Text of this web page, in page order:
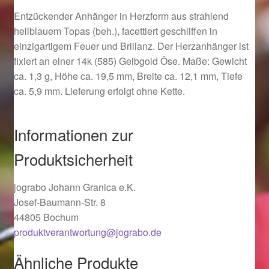
Ostergeschenke finden für Ostern 2019
Ostergeschenke finden für Ostern 2020
Ostergeschenke finden für Ostern 2021
Partner
Shop
Startseite
Startseite
Entzückender Anhänger in Herzform aus strahlend
hellblauem Topas (beh.), facettiert geschliffen in
einzigartigem Feuer und Brillanz. Der Herzanhänger ist
fixiert an einer 14k (585) Gelbgold Öse. Maße: Gewicht
ca. 1,3 g, Höhe ca. 19,5 mm, Breite ca. 12,1 mm, Tiefe
ca. 5,9 mm. Lieferung erfolgt ohne Kette.
Informationen zur
Produktsicherheit
jograbo Johann Granica e.K.
Josef-Baumann-Str. 8
44805 Bochum
produktverantwortung@jograbo.de
Ähnliche Produkte